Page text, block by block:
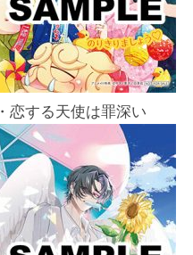
・恋する天使は罪深い